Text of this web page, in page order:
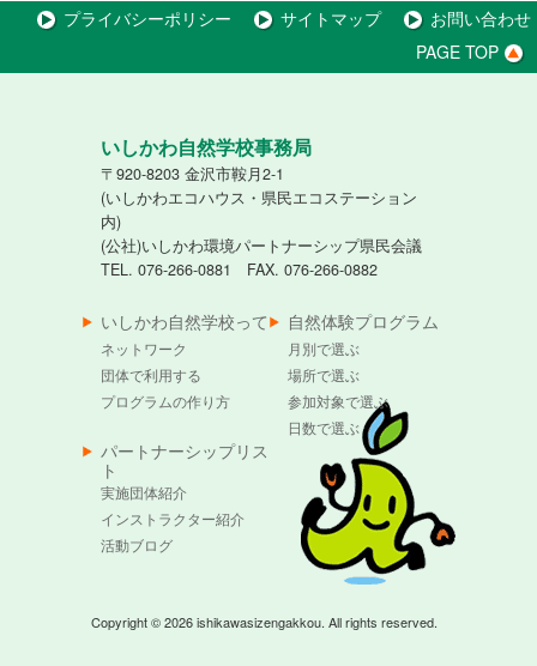
プライバシーポリシー サイトマップ
お問い合わせ
PAGE TOP
いしかわ自然学校事務局
〒920-8203 金沢市鞍月2-1
(いしかわエコハウス・県民エコステーション
内)
(公社)いしかわ環境パートナーシップ県民会議
TEL. 076-266-0881 FAX. 076-266-0882
いしかわ自然学校って
ネットワーク
団体で利用する
プログラムの作り方
自然体験プログラム
月別で選ぶ
場所で選ぶ
参加対象で選ぶ
日数で選ぶ
パートナーシップリス
ト
実施団体紹介
インストラクター紹介
活動ブログ
Copyright © 2026 ishikawasizengakkou. All rights reserved.